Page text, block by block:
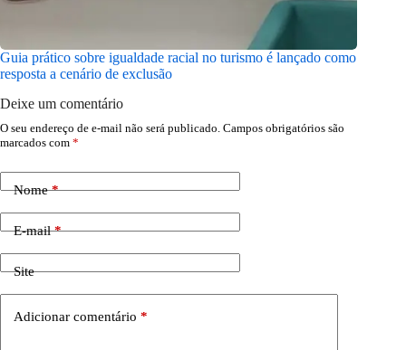
Guia prático sobre igualdade racial no turismo é lançado como
resposta a cenário de exclusão
Deixe um comentário
O seu endereço de e-mail não será publicado. Campos obrigatórios são
marcados com *
Nome*
E-mail*
Site
Adicionar comentário *